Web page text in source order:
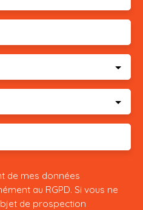
de mes données
au RGPD. Si vous ne
de prospection